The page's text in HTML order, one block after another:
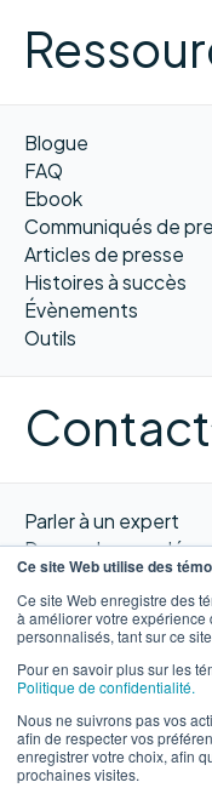
Ce site Web utilise des
Ce site Web enregistre des
à améliorer votre
personnalisés, tant sur ce
Pour en savoir plus sur les
Politique de confidentialité.
Nous ne suivrons pas vos
afin de respecter vos
enregistrer votre choix, afin
prochaines visites.
Blogue
FAQ
Ebook
Communiqués de
Articles de presse
Histoires à succès
Évènements
Outils
Contact
Parler à un expert
Demander une démo
Obtenir un devis
Contacter nous